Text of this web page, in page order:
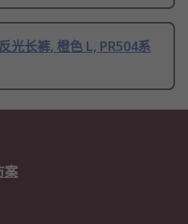
光长裤, 橙色 L, PR504系
案